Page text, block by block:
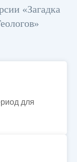
«Загадка
для